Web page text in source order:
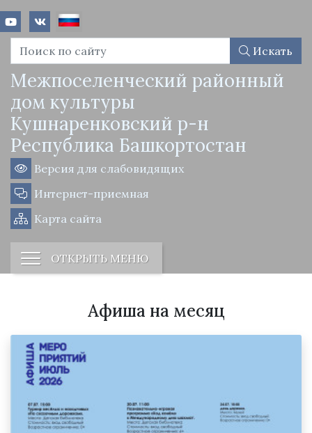
Искать
Межпоселенческий районный
дом культуры
Кушнаренковский р-н
Республика Башкортостан
Версия для слабовидящих
Интернет-приемная
Карта сайта
ОТКРЫТЬ МЕНЮ
Афиша на месяц